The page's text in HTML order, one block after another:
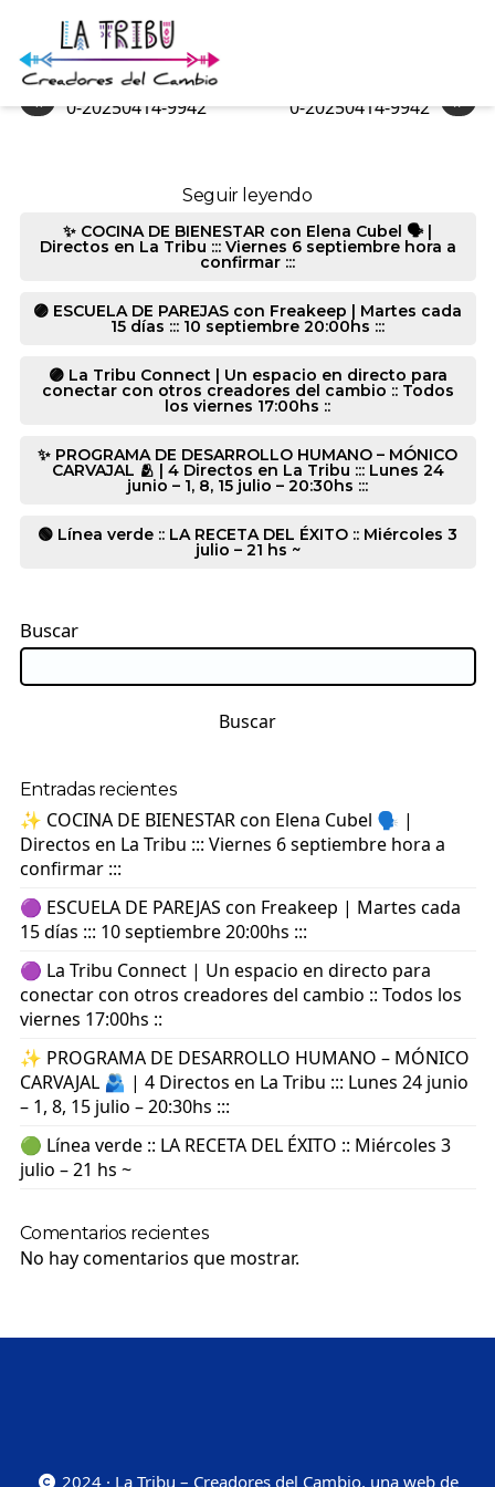
0-20250414-9942
« 0-20250414-9942 »
0-20250414-9942
Seguir leyendo
✨ COCINA DE BIENESTAR con Elena Cubel 🗣️ |
Directos en La Tribu ::: Viernes 6 septiembre hora a
confirmar :::
🟣 ESCUELA DE PAREJAS con Freakeep | Martes cada
15 días ::: 10 septiembre 20:00hs :::
🟣 La Tribu Connect | Un espacio en directo para
conectar con otros creadores del cambio :: Todos
los viernes 17:00hs ::
✨ PROGRAMA DE DESARROLLO HUMANO – MÓNICO
CARVAJAL 🫂 | 4 Directos en La Tribu ::: Lunes 24
junio – 1, 8, 15 julio – 20:30hs :::
🟢 Línea verde :: LA RECETA DEL ÉXITO :: Miércoles 3
julio – 21 hs ~
Buscar
Buscar
Entradas recientes
✨ COCINA DE BIENESTAR con Elena Cubel 🗣️ |
Directos en La Tribu ::: Viernes 6 septiembre hora a
confirmar :::
🟣 ESCUELA DE PAREJAS con Freakeep | Martes cada
15 días ::: 10 septiembre 20:00hs :::
🟣 La Tribu Connect | Un espacio en directo para
conectar con otros creadores del cambio :: Todos los
viernes 17:00hs ::
✨ PROGRAMA DE DESARROLLO HUMANO – MÓNICO
CARVAJAL 🫂 | 4 Directos en La Tribu ::: Lunes 24 junio
– 1, 8, 15 julio – 20:30hs :::
🟢 Línea verde :: LA RECETA DEL ÉXITO :: Miércoles 3
julio – 21 hs ~
Comentarios recientes
No hay comentarios que mostrar.
2024 · La Tribu – Creadores del Cambio, una web de